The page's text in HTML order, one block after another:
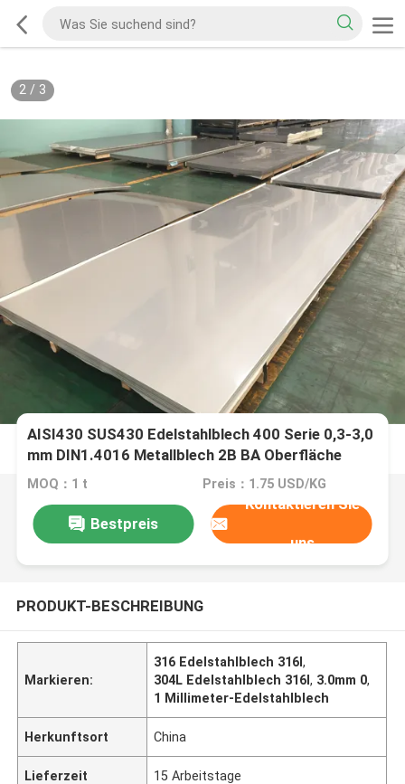
2/ 3
AISI430 SUS430 Edelstahlblech 400 Serie 0,3-3,0
mm DIN1.4016 Metallblech 2B BA Oberfläche
MOQ：1 t Preis：1.75 USD/KG
Bestpreis
Kontaktieren Sie
uns
PRODUKT-BESCHREIBUNG
Markieren:
316 Edelstahlblech 316l,
304L Edelstahlblech 316l, 3.0mm 0,
1 Millimeter-Edelstahlblech
Herkunftsort China
Lieferzeit 15 Arbeitstage